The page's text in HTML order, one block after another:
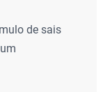
de sais